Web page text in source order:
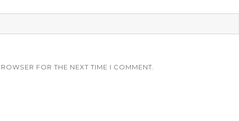
FOR THE NEXT TIME I COMMENT.